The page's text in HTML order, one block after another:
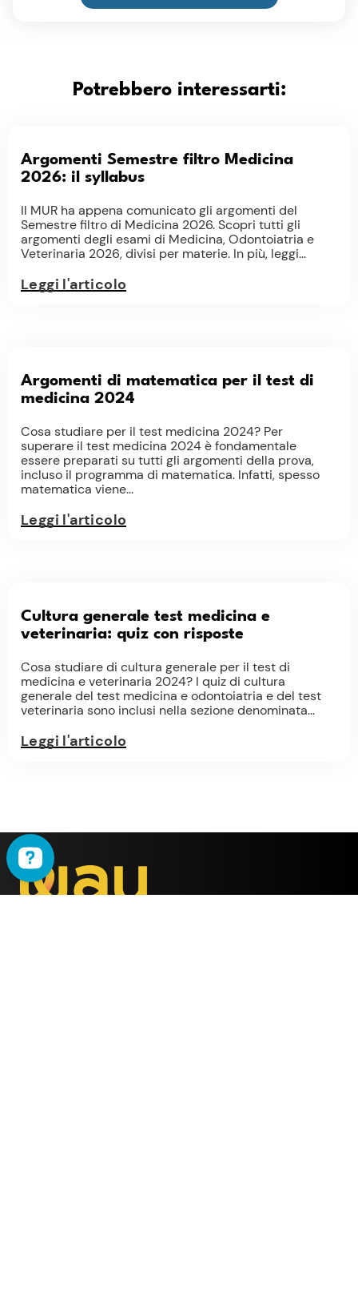
Potrebbero interessarti:
Argomenti Semestre filtro Medicina
2026: il syllabus
Il MUR ha appena comunicato gli argomenti del
Semestre filtro di Medicina 2026. Scopri tutti gli
argomenti degli esami di Medicina, Odontoiatria e
Veterinaria 2026, divisi per materie. In più, leggi...
Leggi l'articolo
Argomenti di matematica per il test di
medicina 2024
Cosa studiare per il test medicina 2024? Per
superare il test medicina 2024 è fondamentale
essere preparati su tutti gli argomenti della prova,
incluso il programma di matematica. Infatti, spesso
matematica viene...
Leggi l'articolo
Cultura generale test medicina e
veterinaria: quiz con risposte
Cosa studiare di cultura generale per il test di
medicina e veterinaria 2024? I quiz di cultura
generale del test medicina e odontoiatria e del test
veterinaria sono inclusi nella sezione denominata...
Leggi l'articolo